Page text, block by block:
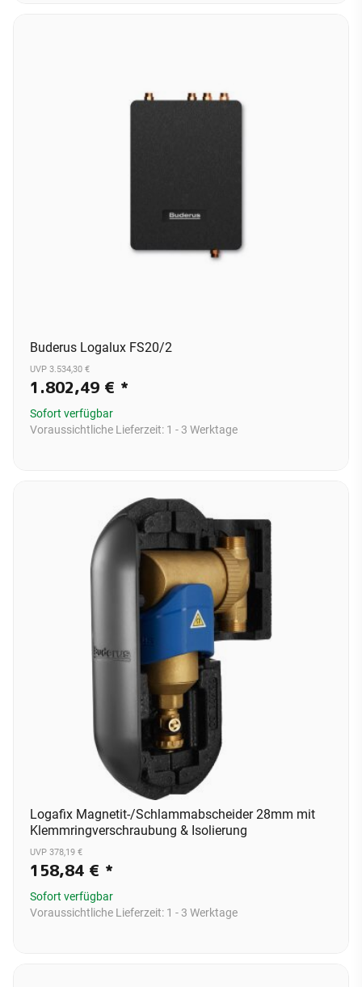
Buderus Logalux FS20/2
UVP 3.534,30 €
1.802,49 € *
Sofort verfügbar
Voraussichtliche Lieferzeit: 1 - 3 Werktage
Logafix Magnetit-/Schlammabscheider 28mm mit
Klemmringverschraubung & Isolierung
UVP 378,19 €
158,84 € *
Sofort verfügbar
Voraussichtliche Lieferzeit: 1 - 3 Werktage